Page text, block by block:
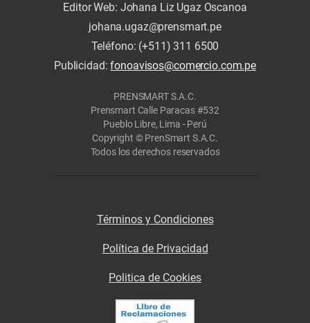
Editor Web: Johana Liz Ugaz Oscanoa
johana.ugaz@prensmart.pe
Teléfono: (+511) 311 6500
Publicidad:fonoavisos@comercio.com.pe
PRENSMART S.A.C.
Prensmart Calle Paracas #532
Pueblo Libre, Lima - Perú
Copyright © PrenSmart S.A.C.
Todos los derechos reservados
Términos y Condiciones
Política de Privacidad
Politica de Cookies